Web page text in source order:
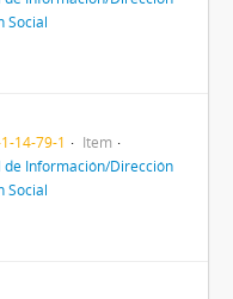
Social
14-79-1
Item
de Información/Dirección
Social